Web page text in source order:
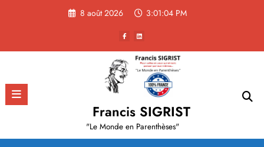
8 août 2026 3:01:05 PM
Francis SIGRIST
"Le Monde en Parenthèses"